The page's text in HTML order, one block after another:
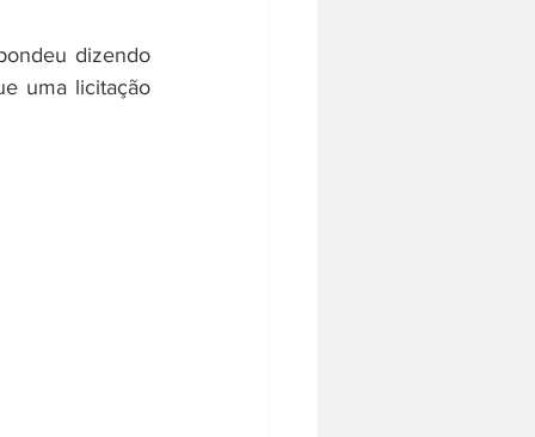
dizendo
uma licitação